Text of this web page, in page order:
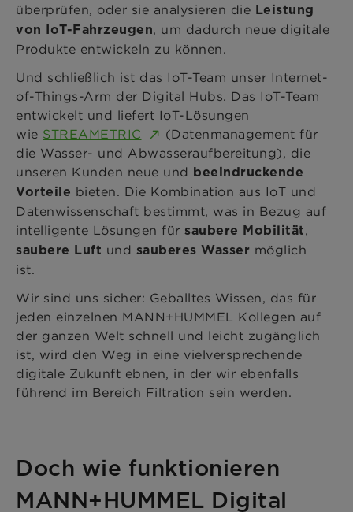
überprüfen, oder sie analysieren die Leistung
von IoT-Fahrzeugen, um dadurch neue digitale
Produkte entwickeln zu können.
Und schließlich ist das IoT-Team unser Internet-
of-Things-Arm der Digital Hubs. Das IoT-Team
entwickelt und liefert IoT-Lösungen
wie STREAMETRIC
(Datenmanagement für
die Wasser- und Abwasseraufbereitung), die
unseren Kunden neue und beeindruckende
Vorteile bieten. Die Kombination aus IoT und
Datenwissenschaft bestimmt, was in Bezug auf
intelligente Lösungen für saubere Mobilität,
saubere Luft und sauberes Wasser möglich
ist.
Wir sind uns sicher: Geballtes Wissen, das für
jeden einzelnen MANN+HUMMEL Kollegen auf
der ganzen Welt schnell und leicht zugänglich
ist, wird den Weg in eine vielversprechende
digitale Zukunft ebnen, in der wir ebenfalls
führend im Bereich Filtration sein werden.
Doch wie funktionieren
MANN+HUMMEL Digital